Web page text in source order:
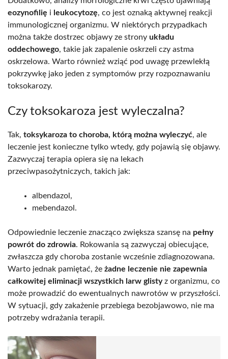
eozynofilię i leukocytozę, co jest oznaką aktywnej reakcji
immunologicznej organizmu. W niektórych przypadkach
można także dostrzec objawy ze strony układu
oddechowego, takie jak zapalenie oskrzeli czy astma
oskrzelowa. Warto również wziąć pod uwagę przewlekłą
pokrzywkę jako jeden z symptomów przy rozpoznawaniu
toksokarozy.
Czy toksokaroza jest wyleczalna?
Tak, toksykaroza to choroba, którą można wyleczyć, ale
leczenie jest konieczne tylko wtedy, gdy pojawią się objawy.
Zazwyczaj terapia opiera się na lekach
przeciwpasożytniczych, takich jak:
albendazol,
mebendazol.
Odpowiednie leczenie znacząco zwiększa szansę na pełny
powrót do zdrowia. Rokowania są zazwyczaj obiecujące,
zwłaszcza gdy choroba zostanie wcześnie zdiagnozowana.
Warto jednak pamiętać, że żadne leczenie nie zapewnia
całkowitej eliminacji wszystkich larw glistyz organizmu, co
może prowadzić do ewentualnych nawrotów w przyszłości.
W sytuacji, gdy zakażenie przebiega bezobjawowo, nie ma
potrzeby wdrażania terapii.